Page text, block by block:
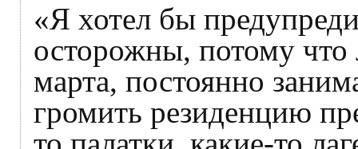
«Я хотел бы
осторожны, потому
марта, постоянно
громить резиденцию